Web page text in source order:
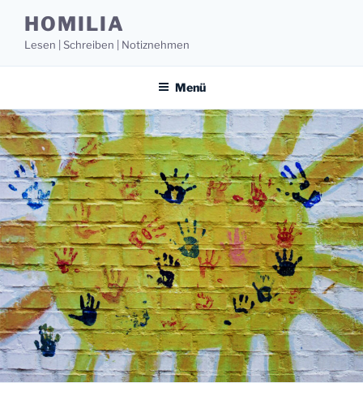
Inhalt
springen
HOMILIA
Lesen | Schreiben | Notiznehmen
Menü